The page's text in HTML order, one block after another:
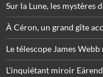
Sur la Lune, les mystères
À Céron, un grand gîte
Le télescope James
L’inquiétant miroir